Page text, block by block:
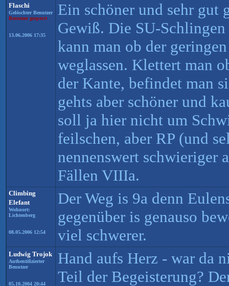
Flaschi
Gelöschter Benutzer
Benutzer gesperrt
13.06.2006 17:35
Ein schöner und sehr gut
Gewiß. Die SU-
kann man ob der
weglassen. Klettert man
der Kante, befindet man
gehts aber schöner und
soll ja hier nicht um
feilschen, aber RP (und
nennenswert schwieriger
Fällen VIIIa.
Climbing
Elefant
Wohnort:
Lichtenberg
08.05.2006 12:54
Der Weg is 9a denn
gegenüber is genauso
viel schwerer.
Ludwig Trojok
Authentifizierter
Benutzer
05.10.2004 20:44
Hand aufs Herz - war da
Teil der Begeisterung?